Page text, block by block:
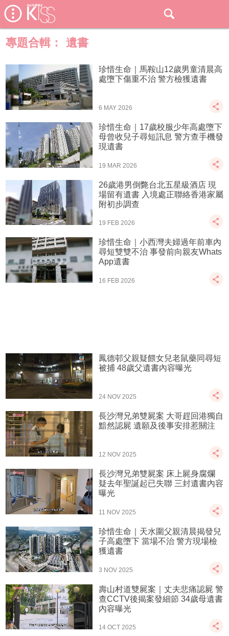
專題合輯： 遺書
珍惜生命｜馬鞍山12歲男童清晨高
處墮下傷重不治 警方檢獲遺書
6 MAY 2026
珍惜生命｜17歲校服少年高處墮下
母曾收兒子尋短訊息 警方查手機發
現遺書
19 MAR 2026
26歲港男倒斃台北五星級酒店 現
場留有遺書 入境處正聯絡香港家屬
附初步調查
19 FEB 2026
珍惜生命｜小西灣夫婦過年前車內
尋短雙雙不治 事發前向親友Whats
App遺書
16 FEB 2026
鳳德邨父親疑餵女兒老鼠藥同尋短
被捕 48歲父遺書內容曝光
24 NOV 2025
長沙灣兄弟雙屍案 大哥趕回港獨自
黯然認屍 遺願及後事安排惹關注
12 NOV 2025
長沙灣兄弟雙屍案 床上屍身腐爛
疑去年聖誕起已失聯 三封遺書內容
曝光
11 NOV 2025
珍惜生命｜天水圍父親清晨揭發兒
子高處墮下 當場不治 警方現場檢
獲遺書
3 NOV 2025
壽山村道雙屍案｜丈夫悲痛認屍 警
查CCTV後揭案發細節 34歲母遺書
內容曝光
14 OCT 2025